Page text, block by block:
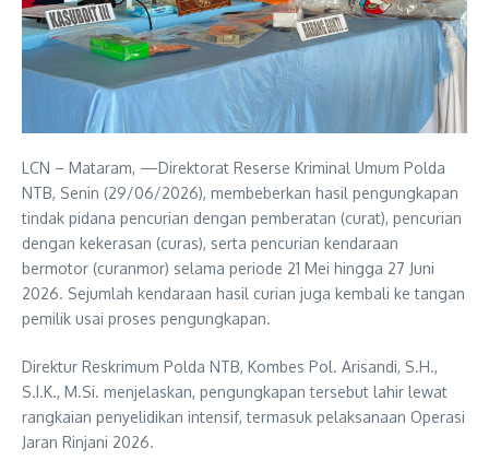
LCN – Mataram, —Direktorat Reserse Kriminal Umum Polda
NTB, Senin (29/06/2026), membeberkan hasil pengungkapan
tindak pidana pencurian dengan pemberatan (curat), pencurian
dengan kekerasan (curas), serta pencurian kendaraan
bermotor (curanmor) selama periode 21 Mei hingga 27 Juni
2026. Sejumlah kendaraan hasil curian juga kembali ke tangan
pemilik usai proses pengungkapan.
Direktur Reskrimum Polda NTB, Kombes Pol. Arisandi, S.H.,
S.I.K., M.Si. menjelaskan, pengungkapan tersebut lahir lewat
rangkaian penyelidikan intensif, termasuk pelaksanaan Operasi
Jaran Rinjani 2026.